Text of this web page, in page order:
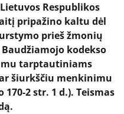
Respublikos
pripažino kaltu dėl
prieš žmonių
kodekso
tarptautiniams
šiurkščiu menkinimu
2 str. 1 d.). Teismas